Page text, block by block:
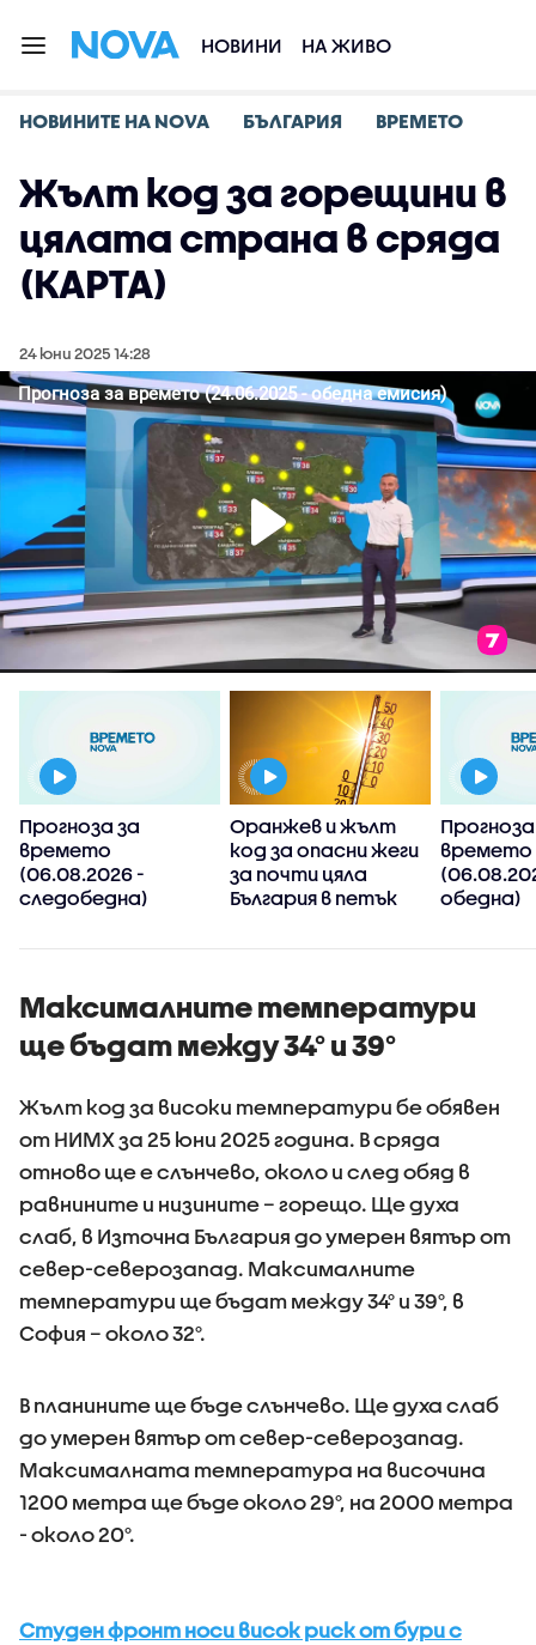
НОВИНИ НА ЖИВО
НОВИНИТЕ НА NOVA БЪЛГАРИЯ ВРЕМЕТО
Жълт код за горещини в
цялата страна в сряда
(КАРТА)
24 юни 2025 14:28
Прогноза за
времето
(06.08.2026 -
следобедна)
Оранжев и жълт
код за опасни жеги
за почти цяла
България в петък
времето
обедна)
Максималните температури
ще бъдат между 34° и 39°
Жълт код за високи температури бе обявен
от НИМХ за 25 юни 2025 година. В сряда
отново ще е слънчево, около и след обяд в
равнините и низините – горещо. Ще духа
слаб, в Източна България до умерен вятър от
север-северозапад. Максималните
температури ще бъдат между 34° и 39°, в
София – около 32°.
В планините ще бъде слънчево. Ще духа слаб
до умерен вятър от север-северозапад.
Максималната температура на височина
1200 метра ще бъде около 29°, на 2000 метра
- около 20°.
Студен фронт носи висок риск от бури с